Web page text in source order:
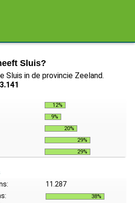
Sluis?
Sluis in de provincie Zeeland.
12%
9%
20%
29%
29%
11.287
38%